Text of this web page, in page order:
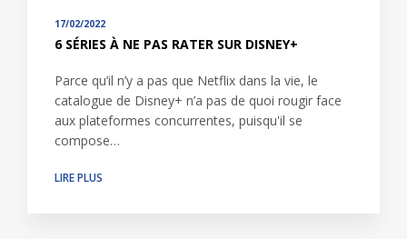
17/02/2022
6 SÉRIES À NE PAS RATER SUR DISNEY+
Parce qu’il n’y a pas que Netflix dans la vie, le
catalogue de Disney+ n’a pas de quoi rougir face
aux plateformes concurrentes, puisqu'il se
compose…
LIRE PLUS